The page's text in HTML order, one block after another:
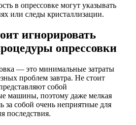
в опрессовке могут указывать
или следы кристаллизации.
игнорировать
опрессовки
— это минимальные затраты
проблем завтра. Не стоит
собой
машины, поэтому даже мелкая
за собой очень неприятные для
последствия.